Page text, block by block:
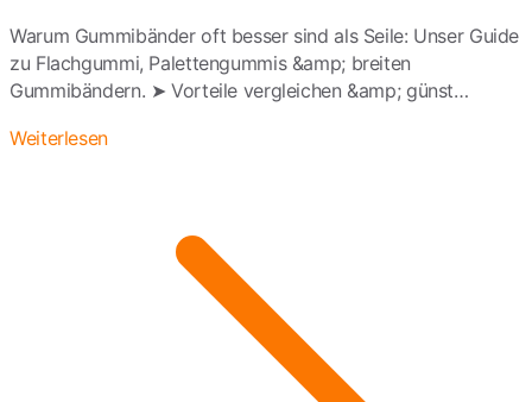
Warum Gummibänder oft besser sind als Seile: Unser Guide
zu Flachgummi, Palettengummis &amp; breiten
Gummibändern. ➤ Vorteile vergleichen &amp; günst…
Weiterlesen